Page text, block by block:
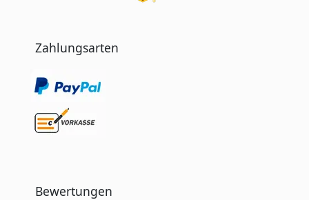
Zahlungsarten
Bewertungen